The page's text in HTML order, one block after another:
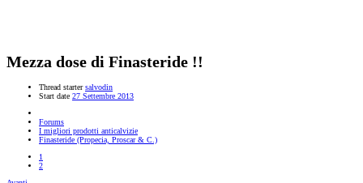
Mezza dose di Finasteride !!
Thread starter salvodin
Start date 27 Settembre 2013
Forums
I migliori prodotti anticalvizie
Finasteride (Propecia, Proscar & C.)
1
2